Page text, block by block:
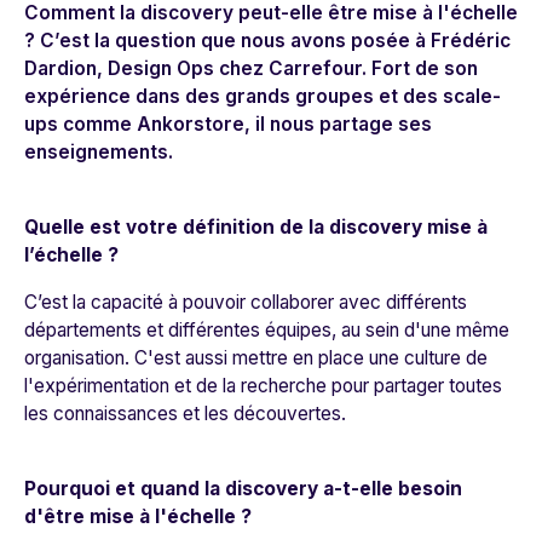
Comment la discovery peut-elle être mise à l'échelle
? C’est la question que nous avons posée à Frédéric
Dardion, Design Ops chez Carrefour. Fort de son
expérience dans des grands groupes et des scale-
ups comme Ankorstore, il nous partage ses
enseignements.
Quelle est votre définition de la discovery mise à
l’échelle ?
C’est la capacité à pouvoir collaborer avec différents
départements et différentes équipes, au sein d'une même
organisation. C'est aussi mettre en place une culture de
l'expérimentation et de la recherche pour partager toutes
les connaissances et les découvertes.
Pourquoi et quand la discovery a-t-elle besoin
d'être mise à l'échelle ?